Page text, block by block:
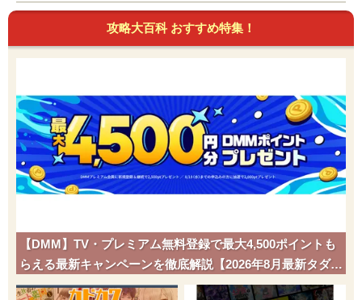
帳特大号 (扶桑社ムッ
攻略大百科 おすすめ特集！
【DMM】TV・プレミアム無料登録で最大4,500ポイントも
らえる最新キャンペーンを徹底解説【2026年8月最新タダポ
チ】